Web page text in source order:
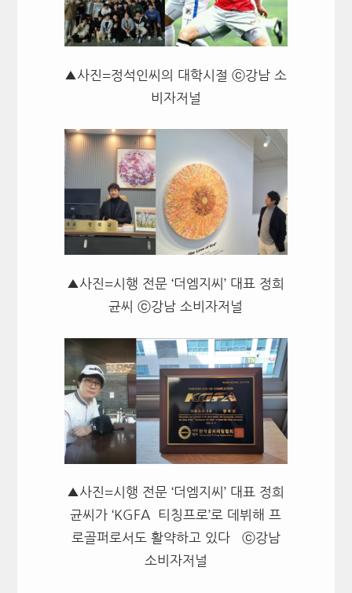
▲사진=정석인씨의 대학시절 ⓒ강남 소
비자저널
▲사진=시행 전문 ‘더엠지씨’ 대표 정희
균씨 ⓒ강남 소비자저널
▲사진=시행 전문 ‘더엠지씨’ 대표 정희
균씨가 ‘KGFA 티칭프로’로 데뷔해 프
로골퍼로서도 활약하고 있다 ⓒ강남
소비자저널